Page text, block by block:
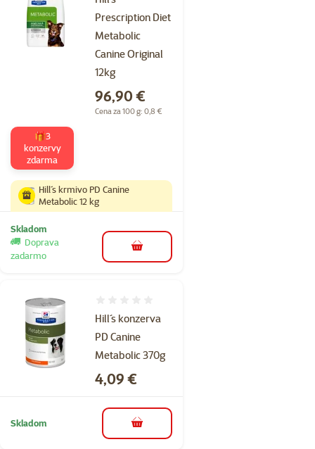
Prescription Diet
Metabolic
Canine Original
12kg
Cena
96,90 €
Cena za 100 g: 0,8 €
🎁3
konzervy
zdarma
Hill´s krmivo PD Canine
Metabolic 12 kg
Skladom
Doprava
zadarmo
do košíka
Hill´s konzerva
PD Canine
Metabolic 370g
Cena
4,09 €
Skladom do košíka